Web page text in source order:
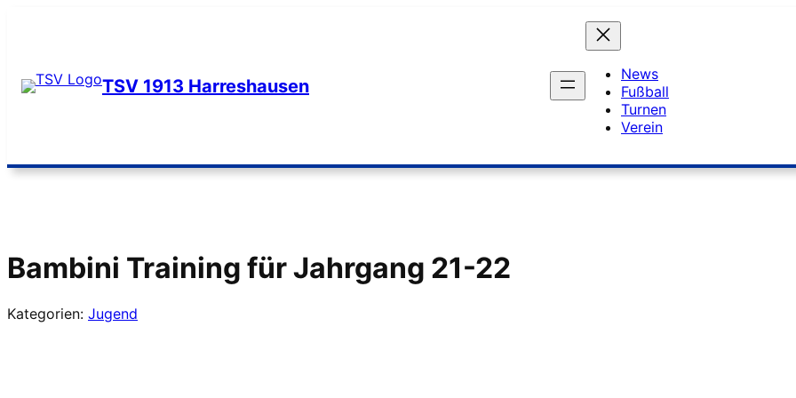
TSV 1913 Harreshausen
News
Fußball
Turnen
Verein
Bambini Training für Jahrgang 21-22
Kategorien: Jugend